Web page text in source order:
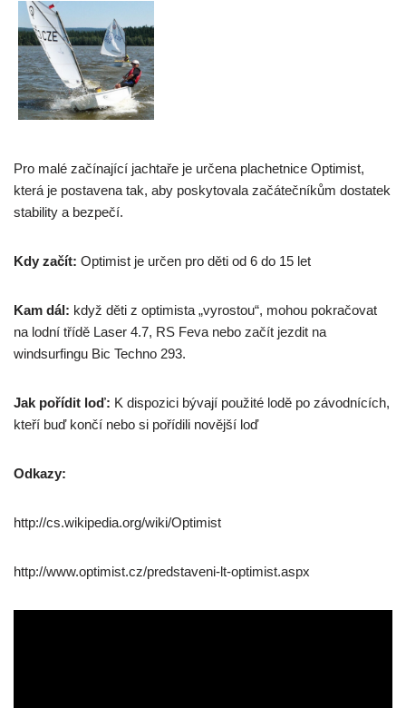
Pro malé začínající jachtaře je určena plachetnice Optimist,
která je postavena tak, aby poskytovala začátečníkům dostatek
stability a bezpečí.
Kdy začít: Optimist je určen pro děti od 6 do 15 let
Kam dál: když děti z optimista „vyrostou“, mohou pokračovat
na lodní třídě Laser 4.7, RS Feva nebo začít jezdit na
windsurfingu Bic Techno 293.
Jak pořídit loď: K dispozici bývají použité lodě po závodnících,
kteří buď končí nebo si pořídili novější loď
Odkazy:
http://cs.wikipedia.org/wiki/Optimist
http://www.optimist.cz/predstaveni-lt-optimist.aspx